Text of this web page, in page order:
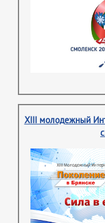
XIII молодежный